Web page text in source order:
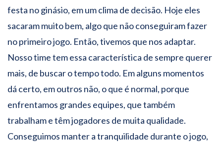
festa no ginásio, em um clima de decisão. Hoje eles
sacaram muito bem, algo que não conseguiram fazer
no primeiro jogo. Então, tivemos que nos adaptar.
Nosso time tem essa característica de sempre querer
mais, de buscar o tempo todo. Em alguns momentos
dá certo, em outros não, o que é normal, porque
enfrentamos grandes equipes, que também
trabalham e têm jogadores de muita qualidade.
Conseguimos manter a tranquilidade durante o jogo,